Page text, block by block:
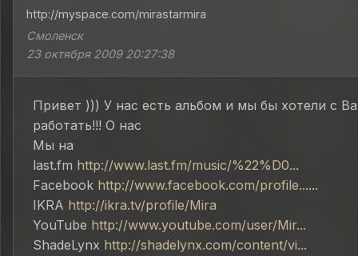
http://myspace.com/mirastarmira
Смоленск
23 октября 2009 20:27:38
Привет ))) У нас есть альбом и мы бы хотели с
работать!!! О нас
Мы на
last.fm http://www.last.fm/music/%22%D0...
Facebook http://www.facebook.com/profile......
IKRA http://ikra.tv/profile/Mira
YouTube http://www.youtube.com/user/Mir...
ShadeLynx http://shadelynx.com/content/vi...